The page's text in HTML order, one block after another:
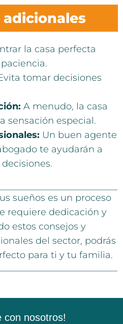
adicionales
la casa perfecta
tomar decisiones
A menudo, la casa
sensación especial.
Un buen agente
te ayudarán a
sueños es un proceso
requiere dedicación y
estos consejos y
del sector, podrás
para ti y tu familia.
con nosotros!